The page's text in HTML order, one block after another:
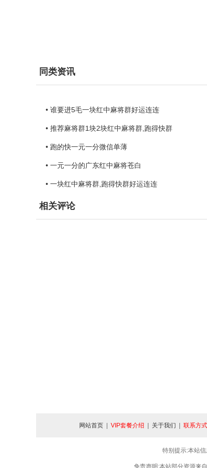
同类资讯
• 谁要进5毛一块红中麻将群好运连连
• 推荐麻将群1块2块红中麻将群,跑得快群
• 跑的快一元一分微信单薄
• 一元一分的广东红中麻将苍白
• 一块红中麻将群,跑得快群好运连连
相关评论
网站首页 VIP套餐介绍 关于我们 联系方式
特别提示:本站
免责声明:本站部分资源来